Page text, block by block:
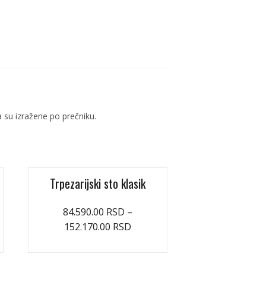
izražene po prečniku.
Trpezarijski sto klasik
84.590.00 RSD –
152.170.00 RSD